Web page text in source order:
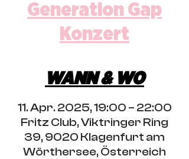
Generation Gap
Konzert
WANN & WO
11. Apr. 2025, 19:00 – 22:00
Fritz Club, Viktringer Ring
39, 9020 Klagenfurt am
Wörthersee, Österreich